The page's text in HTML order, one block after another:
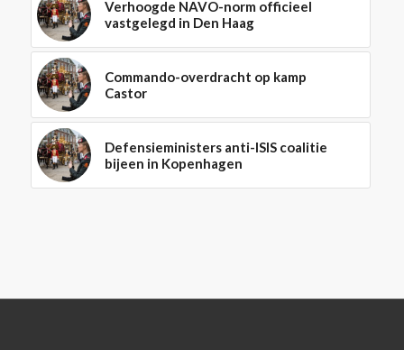
Verhoogde NAVO-norm officieel
vastgelegd in Den Haag
Commando-overdracht op kamp
Castor
Defensieministers anti-ISIS coalitie
bijeen in Kopenhagen